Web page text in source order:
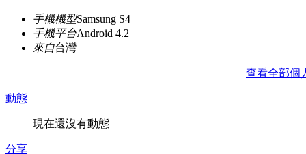
手機機型Samsung S4
手機平台Android 4.2
來自台灣
查看全部個
動態
現在還沒有動態
分享